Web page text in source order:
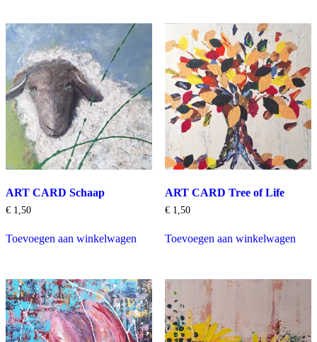
ART CARD Schaap
€ 1,50
Toevoegen aan winkelwagen
ART CARD Tree of Life
€1,50
Toevoegen aan winkelwagen